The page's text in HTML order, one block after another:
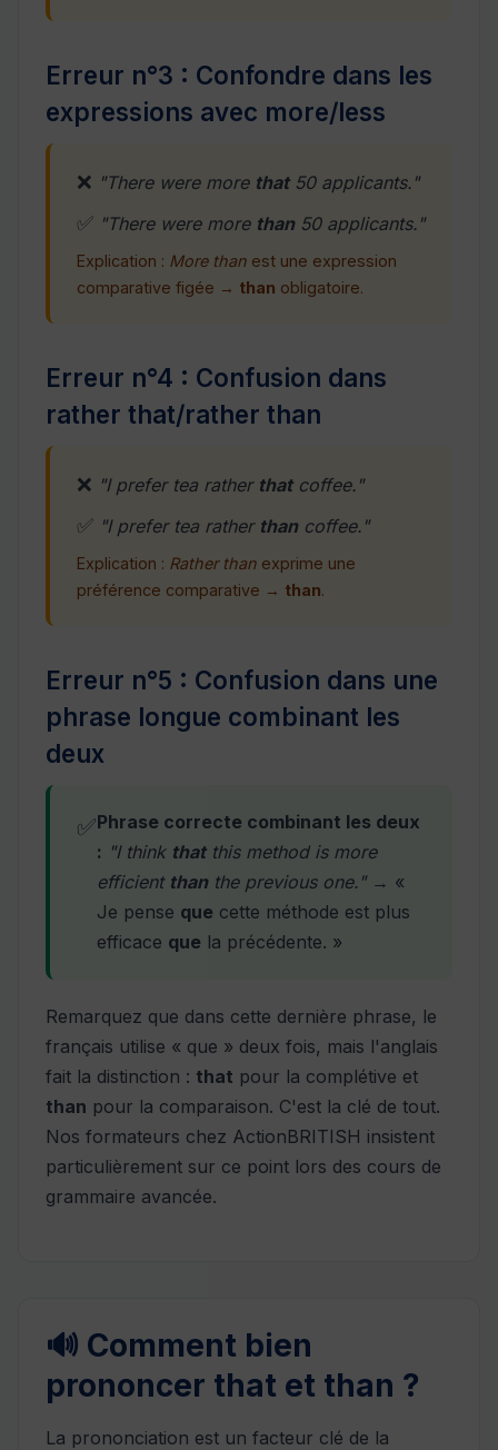
Erreur n°3 : Confondre dans les
expressions avec more/less
❌ "There were more that50 applicants."
✅ "There were more than50 applicants."
Explication : More than est une expression
comparative figée → than obligatoire.
Erreur n°4 : Confusion dans
rather that/rather than
❌ "I prefer tea rather thatcoffee."
✅ "I prefer tea rather thancoffee."
Explication : Rather than exprime une
préférence comparative → than.
Erreur n°5 : Confusion dans une
phrase longue combinant les
deux
✅Phrase correcte combinant les deux
: "I think thatthis method is more
efficient thanthe previous one."→ «
Je pense que cette méthode est plus
efficace que la précédente. »
Remarquez que dans cette dernière phrase, le
français utilise « que » deux fois, mais l'anglais
fait la distinction : that pour la complétive et
than pour la comparaison. C'est la clé de tout.
Nos formateurs chez ActionBRITISH insistent
particulièrement sur ce point lors des cours de
grammaire avancée.
🔊 Comment bien
prononcer that et than ?
La prononciation est un facteur clé de la